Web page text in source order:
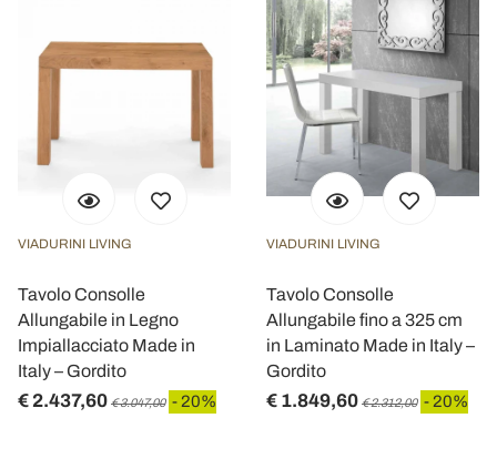
VIADURINI LIVING
Tavolo Consolle
Allungabile in Legno
Impiallacciato Made in
Italy – Gordito
€ 2.437,60 € 3.047,00 - 20%
VIADURINI LIVING
Tavolo Consolle
Allungabile fino a 325 cm
in Laminato Made in Italy –
Gordito
€ 1.849,60 € 2.312,00 - 20%